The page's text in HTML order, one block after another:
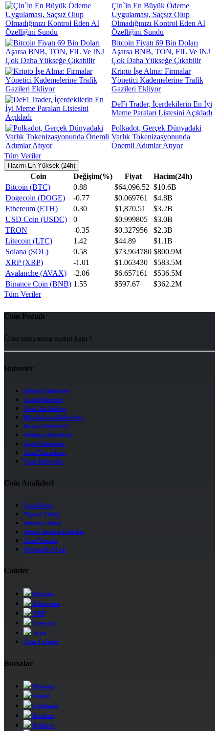
Çin`in En Büyük Ödeme
Uygulaması, Saçsız Olup
Olmadığınızı Kontrol Eden AI
Özelliğini Sundu
Bitcoin Fiyatı 69 Bin Doları
Aşarsa BNB, TON, FIL Ve INJ
Çok Daha Yükseğe Çıkabilir
Kripto İşe Alma: Firmalar
Yönetici Kademelerine Trafik
Gazileri Ekliyor
DeFi Trader, İçerdekilerin En İyi
Meme Paraları Listesini Açıkladı
Polkadot, Gerçek Dünyadaki
Varlık Tokenizasyonunda
Önemli Adımlar Atıyor
Tüm Veriler
Hacmi En Yüksek (24h)
Coin Değişim(%) Fiyat
Hacim(24h)
Bitcoin (BTC)
0.88 $64,096.52 $10.6B
Dogecoin (DOGE)
-0.77 $0.069761
$4.8B
Ethereum (ETH)
0.30 $1,870.51
$3.2B
USD Coin (USDC)
0 $0.999805
$3.0B
TRON
-0.35 $0.327956
$2.3B
Litecoin (LTC)
1.42 $44.89
$1.1B
Solana (SOL)
0.58 $73.964780 $800.9M
XRP (XRP)
-1.01 $1.063430
$583.5M
Avalanche (AVAX)
-2.06 $6.657161
$536.5M
Binance Coin (BNB) 1.55 $597.67
$362.2M
Tüm Veriler
Coin Portalı
Coin dünyasına açılan kapı !
Haberler
Güncel Haberler
Coin Haberler
Coin Analizleri
Blockchain Haberleri
Borsa Haberleri
Mining Haberleri
Coin Videoları
Coin Yazarları
Tüm Haberler
Coin Analizleri
Coin Detay
Piyasa Takip
Alarm Listesi
Artan Azalan Endeksi
Coin Yorum
Otomatik Al sat
Coinler
Bitcoin
Ethereum
XRP
Litecoin
Tron
Tüm Coinler
Borsalar
Binance
Huobi
Coinbase
Kraken
Bitfinex